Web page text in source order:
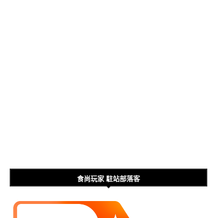
食尚玩家 駐站部落客